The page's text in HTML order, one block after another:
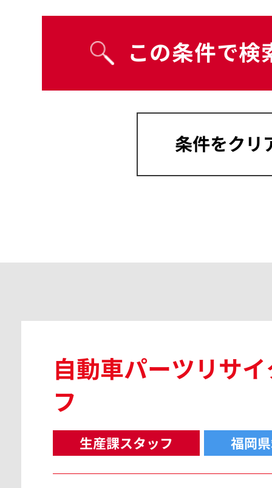
宮崎県
島根県
香川県
自動車パーツリサ
フ
生産課スタッフ 福岡